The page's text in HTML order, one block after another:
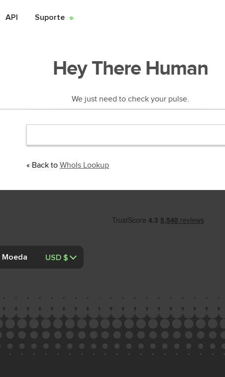
API Suporte ●
Hey There Human
We just need to check your pulse.
« Back to WhoIs Lookup
Moeda